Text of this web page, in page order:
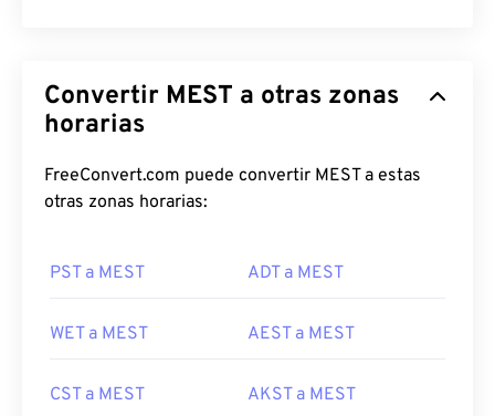
Convertir MEST a otras zonas
horarias
FreeConvert.com puede convertir MEST a estas
otras zonas horarias:
PST a MEST ADT a MEST
WET a MEST AEST a MEST
CST a MEST AKST a MEST